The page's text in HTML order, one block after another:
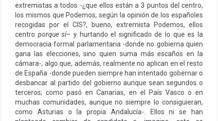
extremistas a todos -¿que ellos están a 3 puntos del centro,
los mismos que Podemos, según la opinión de los españoles
recogidas por el CIS?, bueno, extremista Podemos, ellos
centro porque sí– y hurtando el significado de lo que es la
democracia formal parlamentaria -donde no gobierna quien
gana las elecciones, sino quien suma más escaños en la
cámara-; algo que, además, realmente no aplican en el resto
de España -donde pueden siempre han intentado gobernar o
desbancar al partido del gobierno aunque sean segundos o
terceros; como pasó en Canarias, en el País Vasco o en
muchas comunidades, aunque no siempre lo consiguieran,
como Asturias o la propia Andalucía-. Ellos ni se han